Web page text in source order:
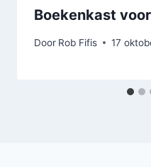
Boekenkast
Door Rob Fifis 17